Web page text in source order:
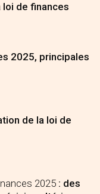
de finances
2025, principales
de la loi de
2025 : des